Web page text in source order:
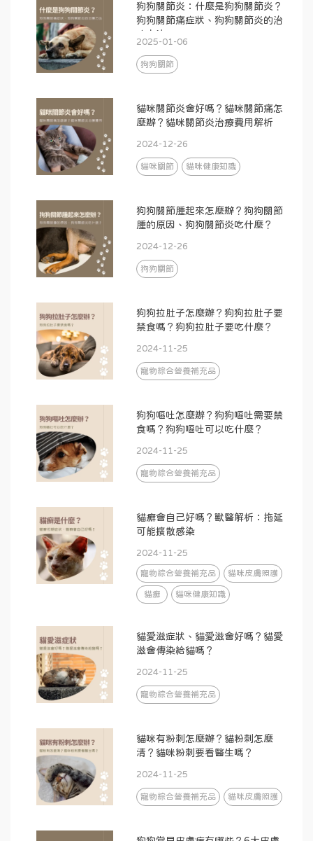
狗狗關節炎：什麼是狗狗關節炎？
狗狗關節痛症狀、狗狗關節炎的治
療方法
2025-01-06
狗狗關節
貓咪關節炎會好嗎？貓咪關節痛怎
麼辦？貓咪關節炎治療費用解析
2024-12-26
貓咪關節 貓咪健康知識
狗狗關節腫起來怎麼辦？狗狗關節
腫的原因、狗狗關節炎吃什麼？
2024-12-26
狗狗關節
狗狗拉肚子怎麼辦？狗狗拉肚子要
禁食嗎？狗狗拉肚子要吃什麼？
2024-11-25
寵物綜合營養補充品
狗狗嘔吐怎麼辦？狗狗嘔吐需要禁
食嗎？狗狗嘔吐可以吃什麼？
2024-11-25
寵物綜合營養補充品
貓癬會自己好嗎？獸醫解析：拖延
可能擴散感染
2024-11-25
寵物綜合營養補充品 貓咪皮膚照護
貓癬 貓咪健康知識
貓愛滋症狀、貓愛滋會好嗎？貓愛
滋會傳染給貓嗎？
2024-11-25
寵物綜合營養補充品
貓咪有粉刺怎麼辦？貓粉刺怎麼
清？貓咪粉刺要看醫生嗎？
2024-11-25
寵物綜合營養補充品 貓咪皮膚照護